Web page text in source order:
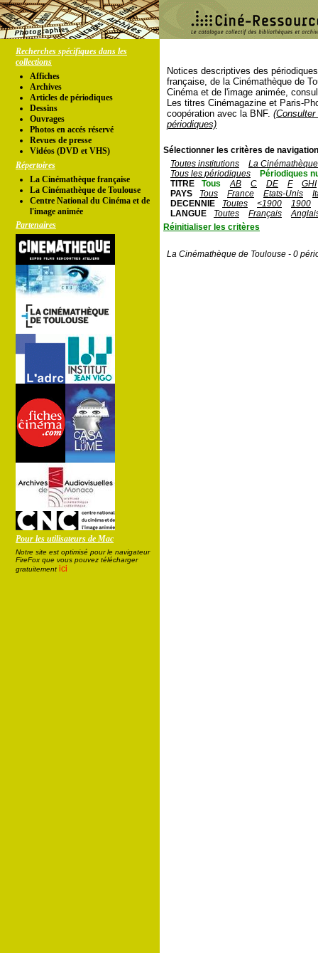
Recherches spécifiques dans les
collections
Affiches
Archives
Articles de périodiques
Dessins
Ouvrages
Photos en accés réservé
Revues de presse
Vidéos (DVD et VHS)
Répertoires
La Cinémathèque française
La Cinémathèque de Toulouse
Centre National du Cinéma et de
l'image animée
Partenaires
Pour les utilisateurs de Mac
Notre site est optimisé pour le navigateur
FireFox que vous pouvez télécharger
gratuitement ici
Notices descriptives des
française, de la Cinémathèque de
Cinéma et de l'image animée,
Les titres Cinémagazine et Paris-
coopération avec la BNF.
périodiques)
Sélectionner les critères de
Toutes institutions
La
Tous les périodiques
Périodiques
TITRE
Tous AB C DE F
GHI
PAYS
Tous France Etats-Unis
DECENNIE
Toutes <1900
1900
LANGUE
Toutes Français
Réinitialiser les critères
La Cinémathèque de Toulouse - 0